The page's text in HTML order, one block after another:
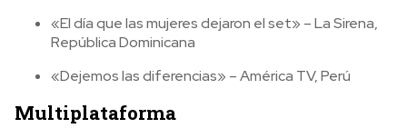
«El día que las mujeres dejaron el set» – La Sirena,
República Dominicana
«Dejemos las diferencias» – América TV, Perú
Multiplataforma